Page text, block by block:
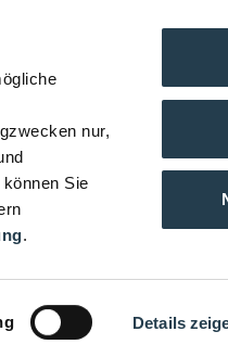
nur,
Sie
.
Details